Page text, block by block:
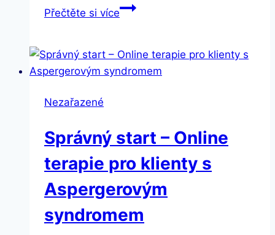
Přečtěte si vícePřehled
u
osob
Nezařazené
Správný start – Online
terapie pro klienty s
Aspergerovým
syndromem